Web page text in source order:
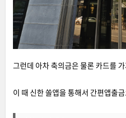
그런데 아차 축의금은 물론 카드를
이 때 신한 쏠앱을 통해서 간편앱출